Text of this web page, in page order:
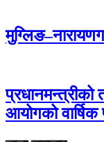
प्रधानमन्त्रीको
आयोगको